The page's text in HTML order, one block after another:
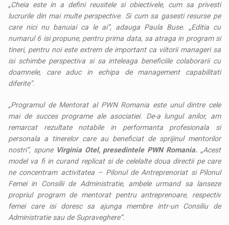
„Cheia este in a defini reusitele si obiectivele, cum sa privesti
lucrurile din mai multe perspective. Si cum sa gasesti resurse pe
care nici nu banuiai ca le ai”, adauga Paula Buse. „Editia cu
numarul 6 isi propune, pentru prima data, sa atraga in program si
tineri, pentru noi este extrem de important ca viitorii manageri sa
isi schimbe perspectiva si sa inteleaga beneficiile colaborarii cu
doamnele, care aduc in echipa de management capabilitati
diferite”.
„Programul de Mentorat al PWN Romania este unul dintre cele
mai de succes programe ale asociatiei. De-a lungul anilor, am
remarcat rezultate notabile in performanta profesionala si
personala a tinerelor care au beneficiat de sprijinul mentorilor
nostri”, spune Virginia Otel, presedintele PWN Romania. „Acest
model va fi in curand replicat si de celelalte doua directii pe care
ne concentram activitatea – Pilonul de Antreprenoriat si Pilonul
Femei in Consilii de Administratie, ambele urmand sa lanseze
propriul program de mentorat pentru antreprenoare, respectiv
femei care isi doresc sa ajunga membre intr-un Consiliu de
Administratie sau de Supraveghere”.